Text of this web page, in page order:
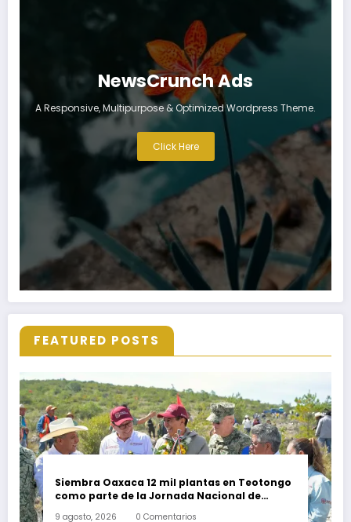
NewsCrunch Ads
A Responsive, Multipurpose & Optimized Wordpress Theme.
Click Here
FEATURED POSTS
Siembra Oaxaca 12 mil plantas en Teotongo
como parte de la Jornada Nacional de
9 agosto, 2026 0 Comentarios